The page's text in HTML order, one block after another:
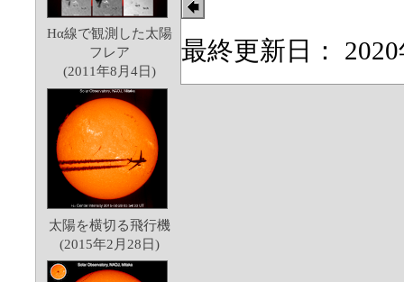
Hα線で観測した太陽
フレア
(2011年8月4日)
太陽を横切る飛行機
(2015年2月28日)
最終更新日：